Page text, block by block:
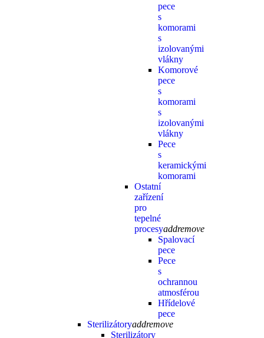
pece
s
komorami
s
izolovanými
vlákny
Komorové
pece
s
komorami
s
izolovanými
vlákny
Pece
s
keramickými
komorami
Ostatní
zařízení
pro
tepelné
procesyaddremove
Spalovací
pece
Pece
s
ochrannou
atmosférou
Hřídelové
pece
Sterilizátoryaddremove
Sterilizátory